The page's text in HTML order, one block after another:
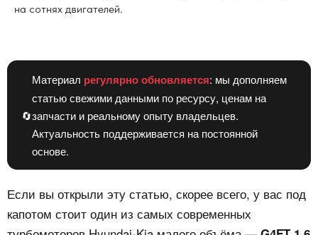
на сотнях двигателей.
🔄
Материал регулярно обновляется: мы дополняем
статью свежими данными по ресурсу, ценам на
запчасти и реальному опыту владельцев.
Актуальность поддерживается на постоянной
основе.
Если вы открыли эту статью, скорее всего, у вас под
капотом стоит один из самых современных